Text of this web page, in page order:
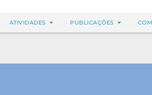
ATIVIDADES PUBLICAÇÕES